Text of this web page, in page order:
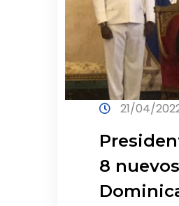
21/04/
8